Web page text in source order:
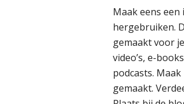
Maak eens
hergebruiken.
gemaakt voor
video’s, e-
podcasts.
gemaakt.